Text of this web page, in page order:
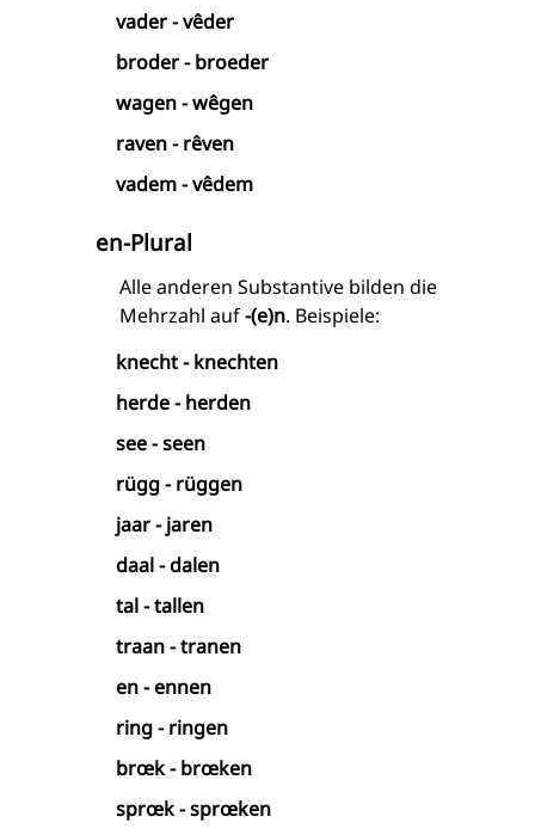
vader - vêder
broder - broeder
wagen - wêgen
raven - rêven
vadem - vêdem
en-Plural
Alle anderen Substantive bilden die
Mehrzahl auf-(e)n. Beispiele:
knecht - knechten
herde - herden
see - seen
rügg - rüggen
jaar - jaren
daal - dalen
tal - tallen
traan - tranen
en - ennen
ring - ringen
brœk - brœken
sprœk - sprœken